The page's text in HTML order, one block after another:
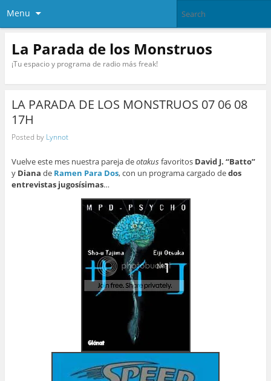
Menu
La Parada de los Monstruos
¡Tu espacio y programa de radio más freak!
LA PARADA DE LOS MONSTRUOS 07 06 08
17H
Posted by Lynnot
Vuelve este mes nuestra pareja deotakusfavoritos David J. “Batto”
y Diana de Ramen Para Dos, con un programa cargado dedos
entrevistas jugosísimas…